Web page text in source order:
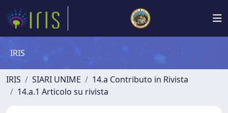
IRIS
IRIS SIARI UNIME
14.a Contributo in Rivista
14.a.1 Articolo su rivista